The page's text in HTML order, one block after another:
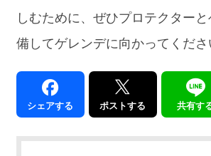
しむために、ぜひプロテクター
備してゲレンデに向かってくださ
シェアする ポストする 共有す